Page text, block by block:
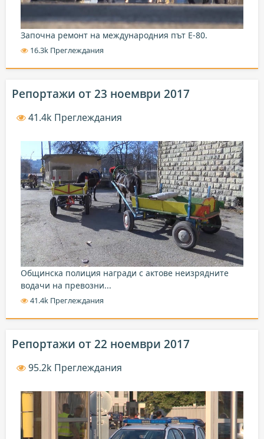
Започна ремонт на международния път Е-80.
16.3k Преглеждания
Репортажи от 23 ноември 2017
41.4k Преглеждания
Общинска полиция награди с актове неизрядните
водачи на превозни...
41.4k Преглеждания
Репортажи от 22 ноември 2017
95.2k Преглеждания